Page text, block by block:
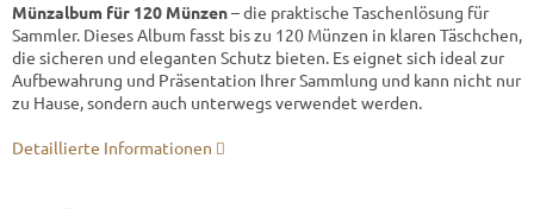
Münzalbum für 120 Münzen– die praktische Taschenlösung für
Sammler. Dieses Album fasst bis zu 120 Münzen in klaren Täschchen,
die sicheren und eleganten Schutz bieten. Es eignet sich ideal zur
Aufbewahrung und Präsentation Ihrer Sammlung und kann nicht nur
zu Hause, sondern auch unterwegs verwendet werden.
Detaillierte Informationen